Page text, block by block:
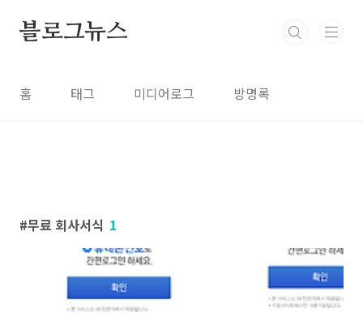
블로그뉴스
홈 태그 미디어로그 방명록
무료 회사서식 1